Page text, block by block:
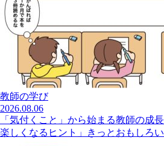
教師の学び
2026.08.06
「気付くこと」から始まる教師の成
楽しくなるヒント」きっとおもしろ